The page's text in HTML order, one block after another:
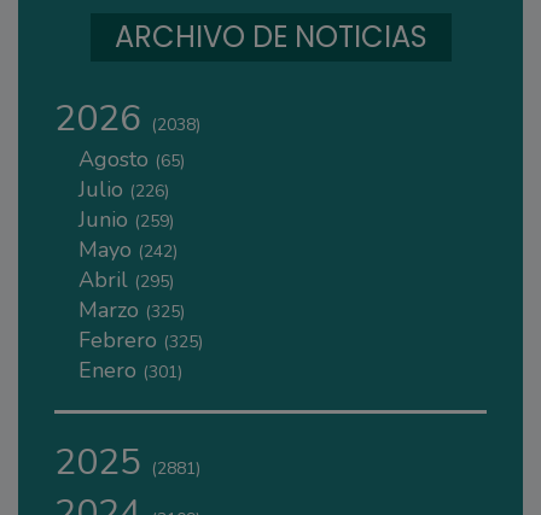
ARCHIVO DE NOTICIAS
2026 (2038)
Agosto (65)
Julio (226)
Junio (259)
Mayo (242)
Abril (295)
Marzo (325)
Febrero (325)
Enero (301)
2025 (2881)